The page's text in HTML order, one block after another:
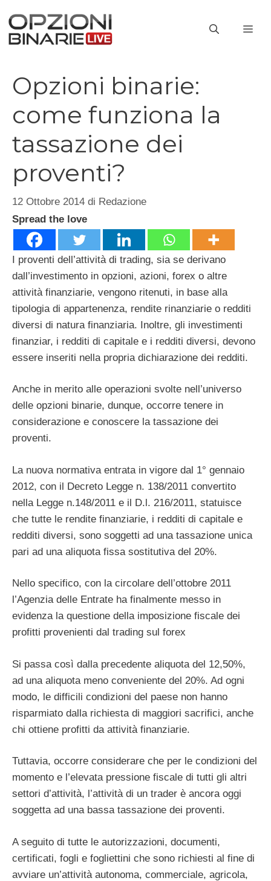
contenuto
Opzioni binarie:
come funziona la
tassazione dei
proventi?
12 Ottobre 2014 di Redazione
Spread the love
I proventi dell’attività di trading, sia se derivano
dall’investimento in opzioni, azioni, forex o altre
attività finanziarie, vengono ritenuti, in base alla
tipologia di appartenenza, rendite rinanziarie o redditi
diversi di natura finanziaria. Inoltre, gli investimenti
finanziar, i redditi di capitale e i redditi diversi, devono
essere inseriti nella propria dichiarazione dei redditi.
Anche in merito alle operazioni svolte nell’universo
delle opzioni binarie, dunque, occorre tenere in
considerazione e conoscere la tassazione dei
proventi.
La nuova normativa entrata in vigore dal 1° gennaio
2012, con il Decreto Legge n. 138/2011 convertito
nella Legge n.148/2011 e il D.l. 216/2011, statuisce
che tutte le rendite finanziarie, i redditi di capitale e
redditi diversi, sono soggetti ad una tassazione unica
pari ad una aliquota fissa sostitutiva del 20%.
Nello specifico, con la circolare dell’ottobre 2011
l’Agenzia delle Entrate ha finalmente messo in
evidenza la questione della imposizione fiscale dei
profitti provenienti dal trading sul forex
Si passa così dalla precedente aliquota del 12,50%,
ad una aliquota meno conveniente del 20%. Ad ogni
modo, le difficili condizioni del paese non hanno
risparmiato dalla richiesta di maggiori sacrifici, anche
chi ottiene profitti da attività finanziarie.
Tuttavia, occorre considerare che per le condizioni del
momento e l’elevata pressione fiscale di tutti gli altri
settori d’attività, l’attività di un trader è ancora oggi
soggetta ad una bassa tassazione dei proventi.
A seguito di tutte le autorizzazioni, documenti,
certificati, fogli e fogliettini che sono richiesti al fine di
avviare un’attività autonoma, commerciale, agricola,